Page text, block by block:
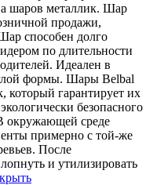
шаров металлик. Шар
продажи,
способен долго
по длительности
Идеален в
формы. Шары Belbal
который гарантирует их
безопасного
окружающей среде
примерно с той-же
После
и утилизировать